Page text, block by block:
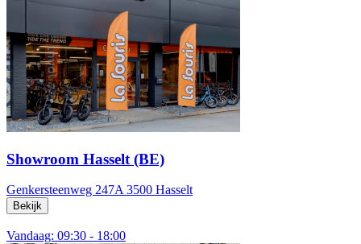
Showroom Hasselt (BE)
Genkersteenweg 247A 3500 Hasselt
Bekijk
Vandaag: 09:30 - 18:00